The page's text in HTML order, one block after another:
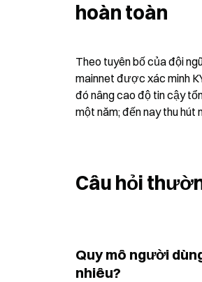
hoàn toàn
Theo tuyên bố của đội
mainnet được xác minh
đó nâng cao độ tin cậy
một năm; đến nay thu
Câu hỏi
Quy mô người
nhiêu?